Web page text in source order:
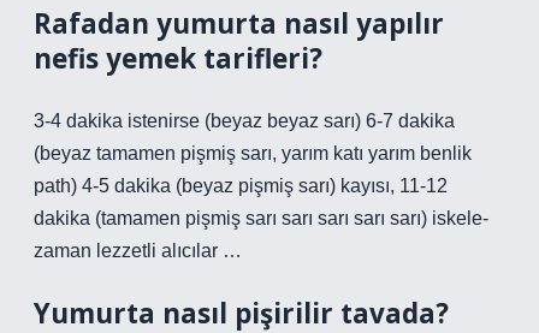
Rafadan yumurta nasıl yapılır
nefis yemek tarifleri?
3-4 dakika istenirse (beyaz beyaz sarı) 6-7 dakika
(beyaz tamamen pişmiş sarı, yarım katı yarım benlik
path) 4-5 dakika (beyaz pişmiş sarı) kayısı, 11-12
dakika (tamamen pişmiş sarı sarı sarı sarı sarı) iskele-
zaman lezzetli alıcılar …
Yumurta nasıl pişirilir tavada?